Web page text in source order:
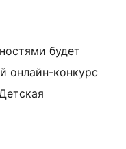
будет
онлайн-конкурс